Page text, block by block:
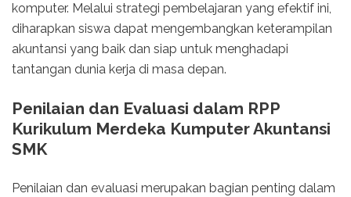
komputer. Melalui strategi pembelajaran yang efektif ini,
diharapkan siswa dapat mengembangkan keterampilan
akuntansi yang baik dan siap untuk menghadapi
tantangan dunia kerja di masa depan.
Penilaian dan Evaluasi dalam RPP
Kurikulum Merdeka Kumputer Akuntansi
SMK
Penilaian dan evaluasi merupakan bagian penting dalam